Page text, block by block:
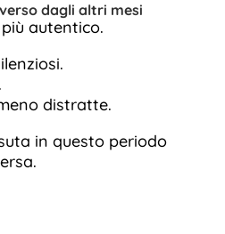
dagli altri mesi
autentico.
distratte.
in questo periodo